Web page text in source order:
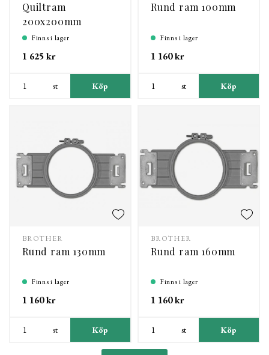
Quiltram
200x200mm
Finns i lager
1 625 kr
st Köp
Rund ram 100mm
Finns i lager
1 160 kr
st Köp
BROTHER
Rund ram 130mm
Finns i lager
1 160 kr
st Köp
BROTHER
Rund ram 160mm
Finns i lager
1 160 kr
st Köp